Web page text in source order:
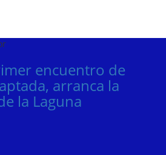
encuentro de
arranca la
la Laguna